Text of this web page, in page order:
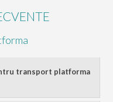
transport platforma